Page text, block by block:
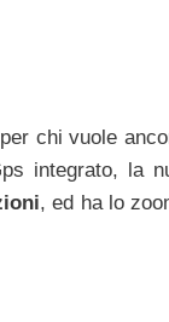
chi vuole
integrato, la
, ed ha lo